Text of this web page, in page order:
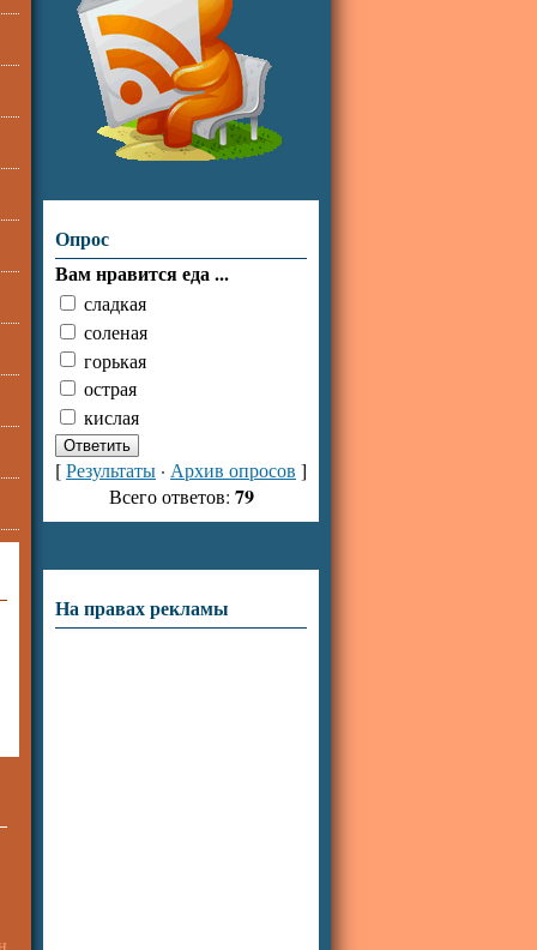
Опрос
Вам нравится еда ...
сладкая
соленая
горькая
острая
кислая
[Результаты · Архив опросов ]
Всего ответов: 79
На правах рекламы